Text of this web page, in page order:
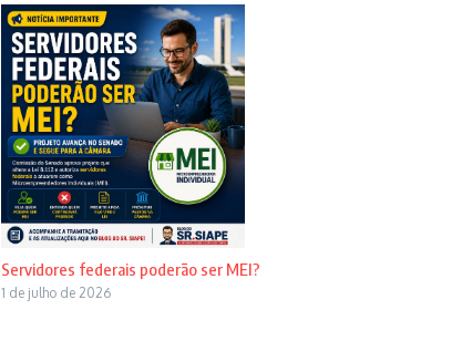
Servidores federais poderão ser MEI?
1 de julho de 2026